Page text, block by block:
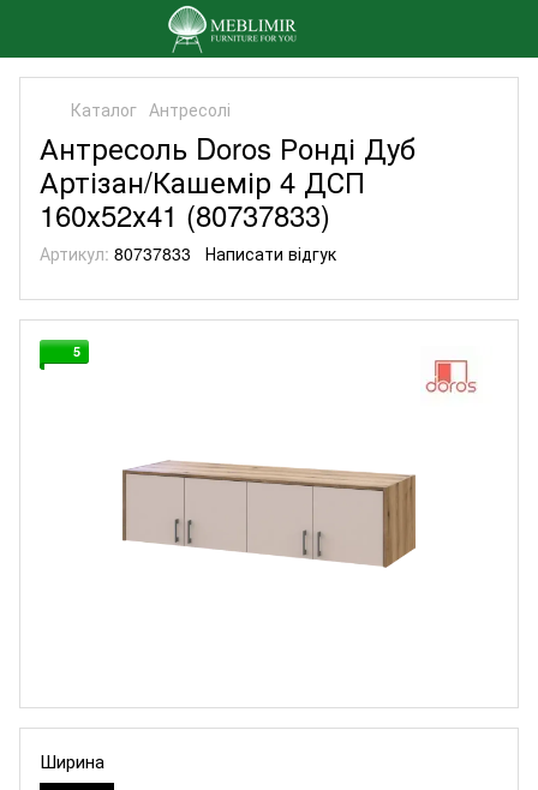
Каталог Антресолі
Антресоль Doros Ронді Дуб
Артізан/Кашемір 4 ДСП
160х52х41 (80737833)
Артикул: 80737833 Написати відгук
5
Ширина